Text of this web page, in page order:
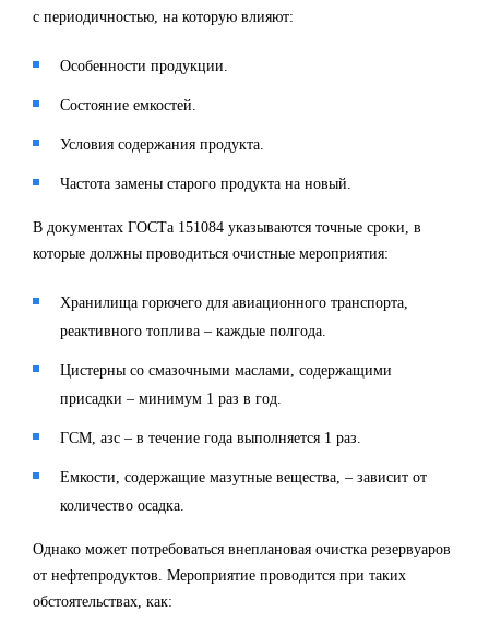
с периодичностью, на которую влияют:
Особенности продукции.
Состояние емкостей.
Условия содержания продукта.
Частота замены старого продукта на новый.
В документах ГОСТа 151084 указываются точные сроки, в
которые должны проводиться очистные мероприятия:
Хранилища горючего для авиационного транспорта,
реактивного топлива – каждые полгода.
Цистерны со смазочными маслами, содержащими
присадки – минимум 1 раз в год.
ГСМ, азс – в течение года выполняется 1 раз.
Емкости, содержащие мазутные вещества, – зависит от
количество осадка.
Однако может потребоваться внеплановая очистка резервуаров
от нефтепродуктов. Мероприятие проводится при таких
обстоятельствах, как: